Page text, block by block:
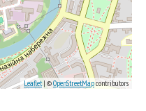
Leaflet| ©OpenStreetMapcontributors